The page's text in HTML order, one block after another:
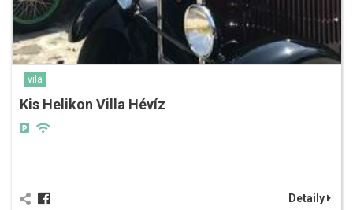
vila
Kis Helikon Villa Hévíz
Detaily